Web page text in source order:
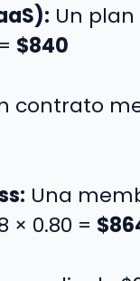
Un
$840
contrato
Una
× 0.80 =